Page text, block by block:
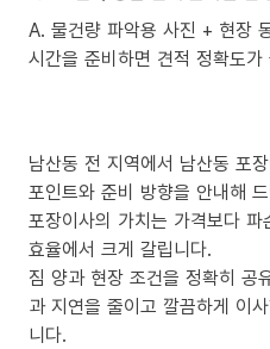
A. 물건량 파악용 사진 + 현장
시간을 준비하면 견적 정확도가
남산동 전 지역에서 남산동 포
포인트와 준비 방향을 안내해
포장이사의 가치는 가격보다
효율에서 크게 갈립니다.
짐 양과 현장 조건을 정확히 공
과 지연을 줄이고 깔끔하게 이
니다.